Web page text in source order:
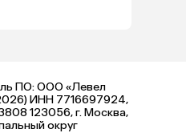
ПО: ООО «Левел
ИНН 7716697924,
123056, г. Москва,
округ